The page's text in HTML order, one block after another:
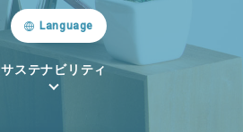
Language
サステナビリティ